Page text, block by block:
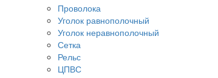
Проволока
Уголок равнополочный
Уголок неравнополочный
Сетка
Рельс
ЦПВС